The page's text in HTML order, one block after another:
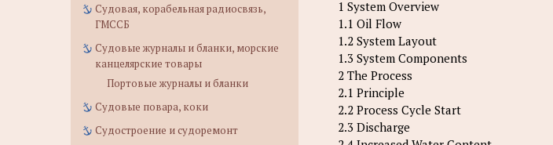
Судовая, корабельная радиосвязь,
ГМССБ
Судовые журналы и бланки, морские
канцелярские товары
Портовые журналы и бланки
Судовые повара, коки
Судостроение и судоремонт
1 System Overview
1.1 Oil Flow
1.2 System Layout
1.3 System Components
2 The Process
2.1 Principle
2.2 Process Cycle Start
2.3 Discharge